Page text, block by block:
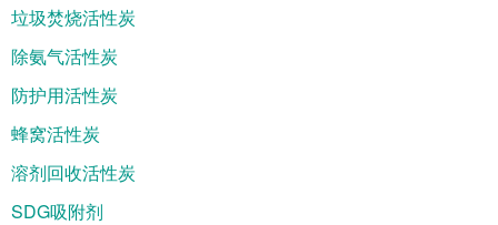
垃圾焚烧活性炭
除氨气活性炭
防护用活性炭
蜂窝活性炭
溶剂回收活性炭
SDG吸附剂